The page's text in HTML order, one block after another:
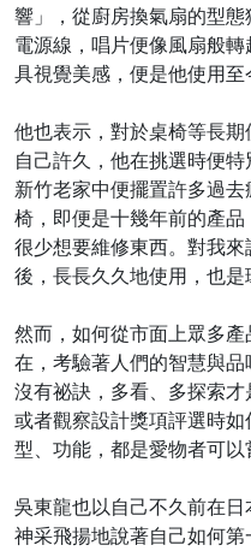
響」，從廚房換氣扇的型
電源線，唱片便像風扇般
具視覺美感，便是他使用至
他也表示，對於桌椅等長
自己許久，他在挑選時便
新竹老家中便擺置許多過
椅，即便是十幾年前的產
很少想要維修東西。對我
後，長長久久地使用，也是
然而，如何從市面上眾多
在，考驗著人們的智慧與
沒有祕訣，多看、多探索才
或者觀察設計獎項評選時
型、功能，都是愛物者可以
吳東龍也以自己不久前在日
神采飛揚地說著自己如何